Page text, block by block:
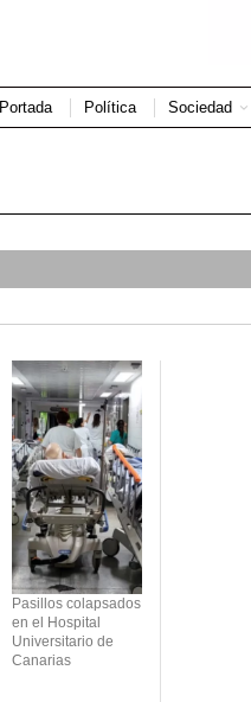
Portada Política Sociedad
Adasat Goya
Pasillos colapsados
en el Hospital
Universitario de
Canarias